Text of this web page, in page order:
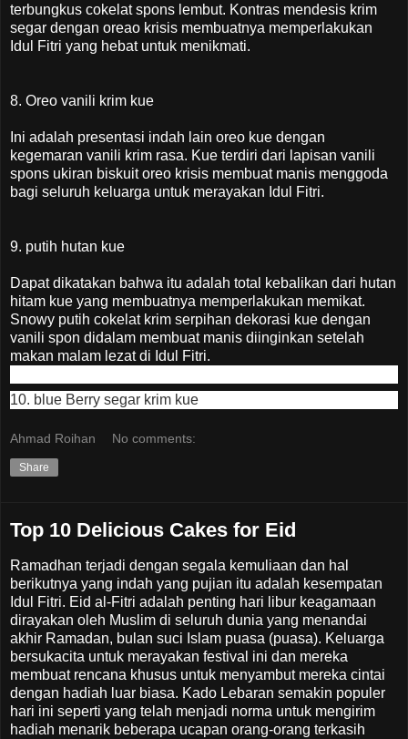
terbungkus cokelat spons lembut. Kontras mendesis krim
segar dengan oreao krisis membuatnya memperlakukan
Idul Fitri yang hebat untuk menikmati.
8. Oreo vanili krim kue
Ini adalah presentasi indah lain oreo kue dengan
kegemaran vanili krim rasa. Kue terdiri dari lapisan vanili
spons ukiran biskuit oreo krisis membuat manis menggoda
bagi seluruh keluarga untuk merayakan Idul Fitri.
9. putih hutan kue
Dapat dikatakan bahwa itu adalah total kebalikan dari hutan
hitam kue yang membuatnya memperlakukan memikat.
Snowy putih cokelat krim serpihan dekorasi kue dengan
vanili spon didalam membuat manis diinginkan setelah
makan malam lezat di Idul Fitri.
10. blue Berry segar krim kue
Ahmad Roihan No comments:
Share
Top 10 Delicious Cakes for Eid
Ramadhan terjadi dengan segala kemuliaan dan hal
berikutnya yang indah yang pujian itu adalah kesempatan
Idul Fitri. Eid al-Fitri adalah penting hari libur keagamaan
dirayakan oleh Muslim di seluruh dunia yang menandai
akhir Ramadan, bulan suci Islam puasa (puasa). Keluarga
bersukacita untuk merayakan festival ini dan mereka
membuat rencana khusus untuk menyambut mereka cintai
dengan hadiah luar biasa. Kado Lebaran semakin populer
hari ini seperti yang telah menjadi norma untuk mengirim
hadiah menarik beberapa ucapan orang-orang terkasih